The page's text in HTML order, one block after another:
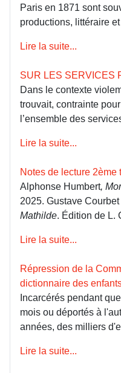
Paris en 1871 sont
productions, littéraire
Lire la suite...
SUR LES SERVICES
Dans le contexte
trouvait, contrainte
l’ensemble des
Lire la suite...
Notes de lecture 2ème
Alphonse Humbert,
2025. Gustave Courbet
Mathilde. Édition de L.
Lire la suite...
Répression de la
dictionnaire des
Incarcérés pendant
mois ou déportés à
années, des milliers
Lire la suite...